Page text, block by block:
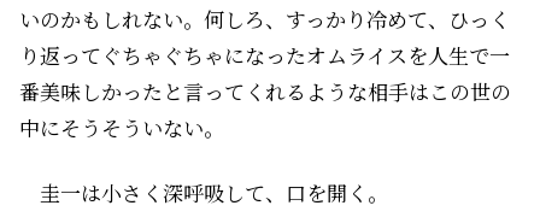
いのかもしれない。何しろ、すっかり冷めて、ひっく
り返ってぐちゃぐちゃになったオムライスを人生で一
番美味しかったと言ってくれるような相手はこの世の
中にそうそういない。
圭一は小さく深呼吸して、口を開く。